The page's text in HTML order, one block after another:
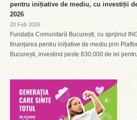
pentru inițiative de mediu, cu investiții
2026
20 Feb 2026
Fundația Comunitară București, cu sprijinul
finanțarea pentru inițiative de mediu prin
București, investind peste 830.000 de lei